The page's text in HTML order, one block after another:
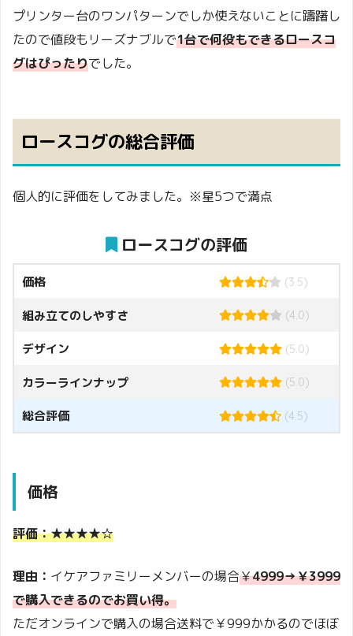
プリンター台のワンパターンでしか使えないことに躊躇し
たので値段もリーズナブルで1台で何役もできるロースコ
グはぴったりでした。
ロースコグの総合評価
個人的に評価をしてみました。 ※星5つで満点
ロースコグの評価
価格 (3.5)
組み立てのしやすさ (4.0)
デザイン (5.0)
カラーラインナップ (5.0)
総合評価 (4.5)
価格
評価：★★★★☆
理由： イケアファミリーメンバーの場合￥4999→￥3999
で購入できるのでお買い得。
ただオンラインで購入の場合送料で￥999かかるのでほぼ